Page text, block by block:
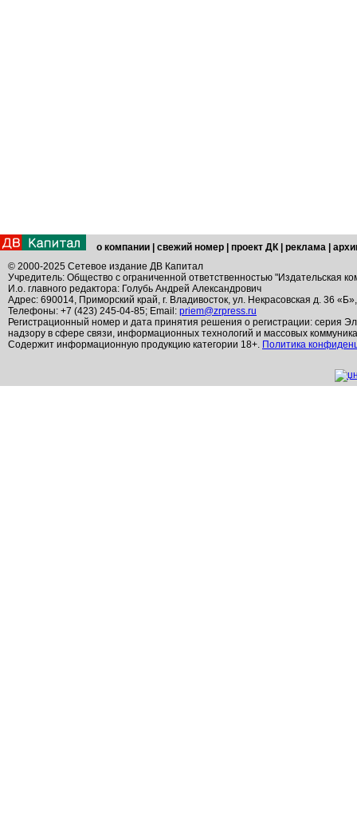
о компании свежий номер проект ДК реклама
© 2000-2025 Сетевое издание ДВ Капитал
Учредитель: Общество с ограниченной ответственностью "Издательская
И.о. главного редактора: Голубь Андрей Александрович
Адрес: 690014, Приморский край, г. Владивосток, ул. Некрасовская д. 36
Телефоны: +7 (423) 245-04-85; Email: priem@zrpress.ru
Регистрационный номер и дата принятия решения о регистрации: серия
надзору в сфере связи, информационных технологий и массовых
Содержит информационную продукцию категории 18+. Политика